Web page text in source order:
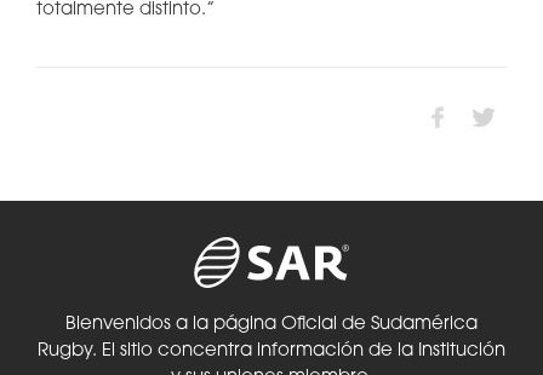
totalmente distinto.”
Bienvenidos a la página Oficial de Sudamérica
Rugby. El sitio concentra información de la Institución